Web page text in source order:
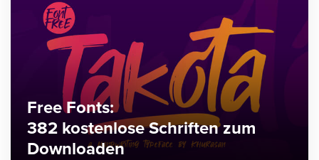
Free Fonts:
382 kostenlose Schriften zum
Downloaden